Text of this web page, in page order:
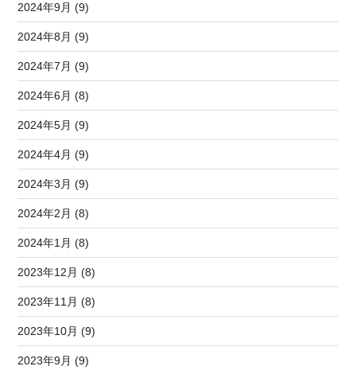
2024年9月 (9)
2024年8月 (9)
2024年7月 (9)
2024年6月 (8)
2024年5月 (9)
2024年4月 (9)
2024年3月 (9)
2024年2月 (8)
2024年1月 (8)
2023年12月 (8)
2023年11月 (8)
2023年10月 (9)
2023年9月 (9)